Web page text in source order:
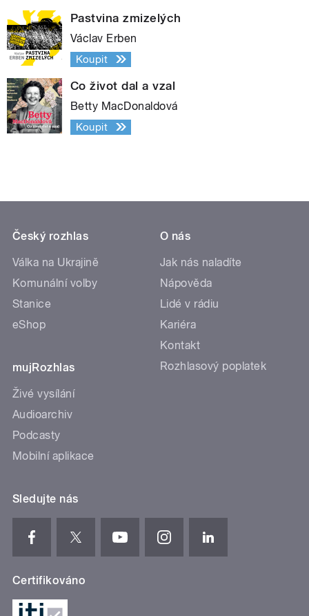
Pastvina zmizelých
Václav Erben
Koupit
Co život dal a vzal
Betty MacDonaldová
Koupit
Český rozhlas
Válka na Ukrajině
Komunální volby
Stanice
eShop
mujRozhlas
Živé vysílání
Audioarchiv
Podcasty
Mobilní aplikace
O nás
Jak nás naladíte
Nápověda
Lidé v rádiu
Kariéra
Kontakt
Rozhlasový poplatek
Sledujte nás
Certifikováno